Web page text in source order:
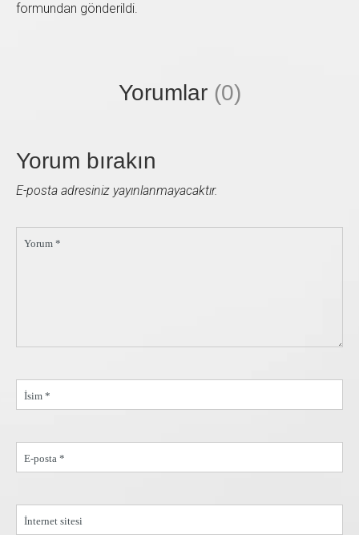
formundan gönderildi.
Yorumlar (0)
Yorum bırakın
E-posta adresiniz yayınlanmayacaktır.
Yorum *
İsim *
E-posta *
İnternet sitesi